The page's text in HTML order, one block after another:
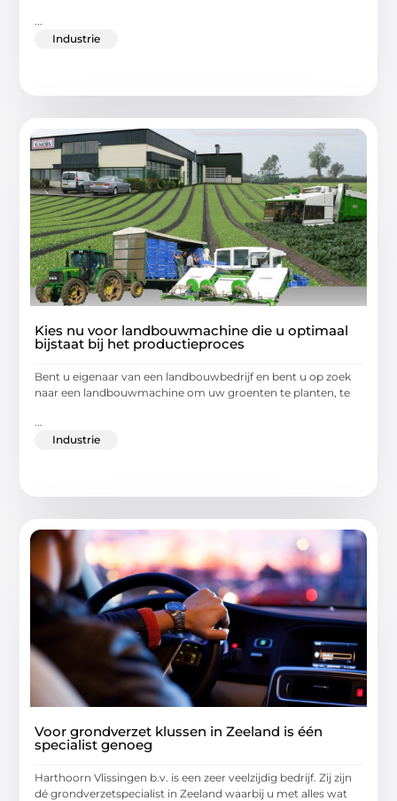
...
Industrie
Kies nu voor landbouwmachine die u optimaal
bijstaat bij het productieproces
Bent u eigenaar van een landbouwbedrijf en bent u op zoek
naar een landbouwmachine om uw groenten te planten, te
Industrie
Voor grondverzet klussen in Zeeland is één
specialist genoeg
Harthoorn Vlissingen b.v. is een zeer veelzijdig bedrijf. Zij zijn
dé grondverzetspecialist in Zeeland waarbij u met alles wat